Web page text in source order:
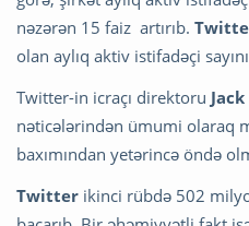
nəzərən 15 faiz artırıb.
olan aylıq aktiv istifadəçi
Twitter-in icraçı direktoru
nəticələrindən ümumi olaraq
baxımından yetərincə öndə
Twitter ikinci rübdə 502